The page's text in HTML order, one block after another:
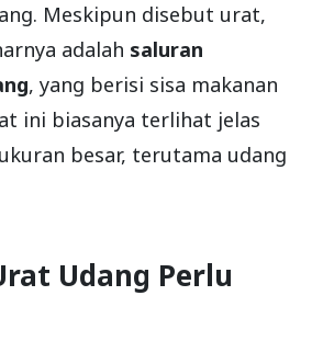
Meskipun disebut urat,
adalah saluran
, yang berisi sisa makanan
ini biasanya terlihat jelas
besar, terutama udang
Udang Perlu